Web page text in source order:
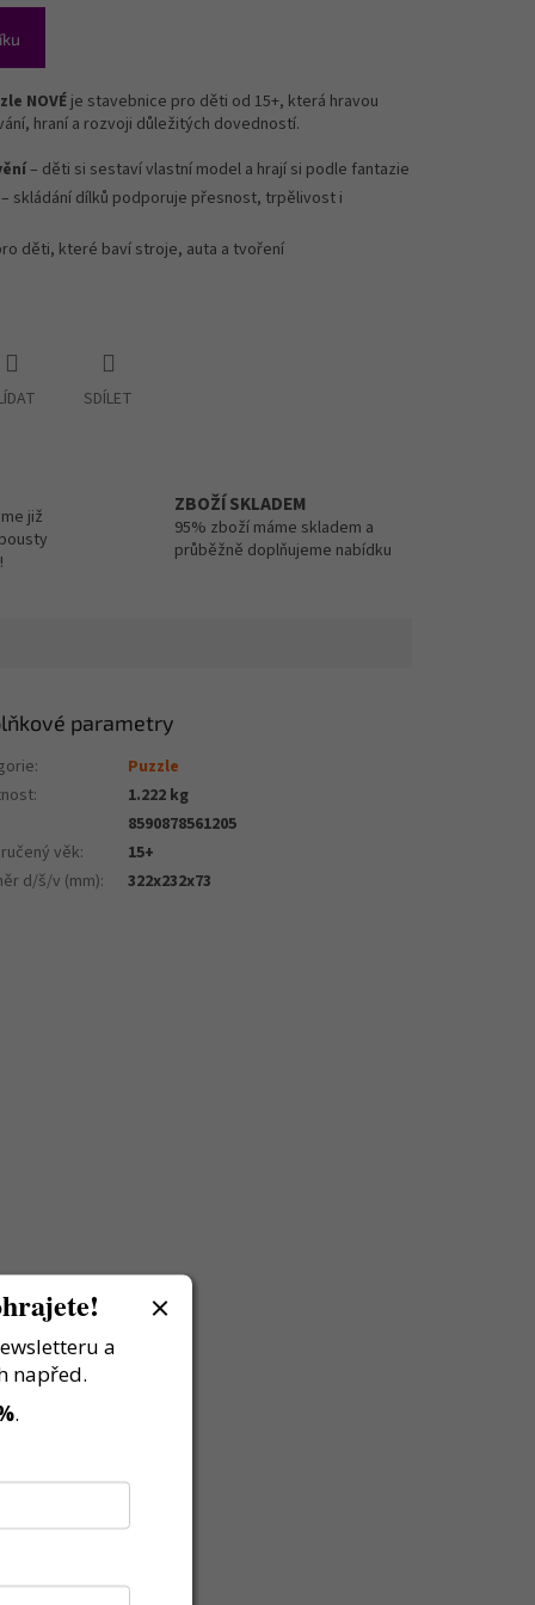
NOVÉje stavebnice pro děti od 15+, která hravou
hraní a rozvoji důležitých dovedností.
– děti si sestaví vlastní model a hrají si podle fantazie
– skládání dílků podporuje přesnost, trpělivost i
děti, které baví stroje, auta a tvoření
SDÍLET
již
ZBOŽÍ SKLADEM
95% zboží máme skladem a
průběžně doplňujeme nabídku
parametry
:
Puzzle
:
1.222 kg
8590878561205
věk:
15+
d/š/v (mm): 322x232x73
a
napřed.
.